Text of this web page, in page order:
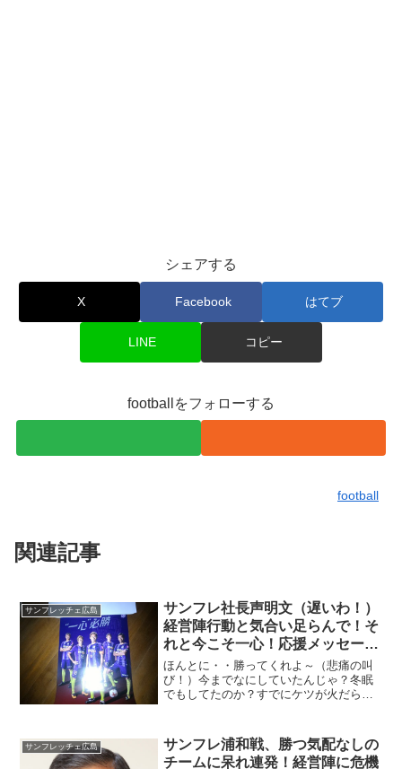
シェアする
X Facebook はてブ
LINE コピー
footballをフォローする
football
関連記事
サンフレッチェ広島
サンフレ社長声明文（遅いわ！）
経営陣行動と気合い足らんで！そ
れと今こそ一心！応援メッセージ
書いてきたで～
ほんとに・・勝ってくれよ～（悲痛の叫
び！）今までなにしていたんじゃ？冬眠
でもしてたのか？すでにケツが火だらけ
んか？
サンフレッチェ広島
サンフレ浦和戦、勝つ気配なしの
チームに呆れ連発！経営陣に危機